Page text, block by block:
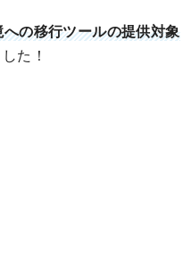
の移行ツールの提供対象
た！